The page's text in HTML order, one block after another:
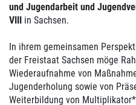
und Jugendarbeit und
VIII in Sachsen.
In ihrem gemeinsamen
der Freistaat Sachsen möge
Wiederaufnahme von
Jugenderholung sowie von
Weiterbildung von